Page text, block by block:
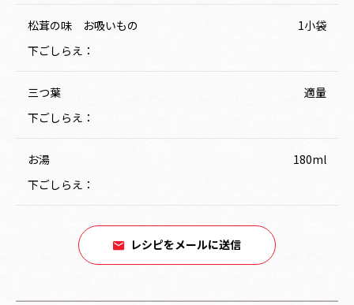
松茸の味 お吸いもの
1小袋
下ごしらえ：
三つ葉
適量
下ごしらえ：
お湯
180ml
下ごしらえ：
レシピをメールに送信